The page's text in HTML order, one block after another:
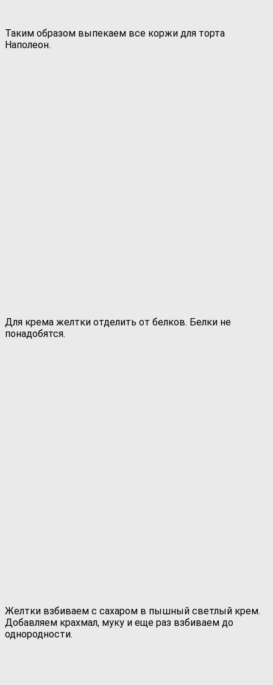
Таким образом выпекаем все коржи для торта
Наполеон.
Для крема желтки отделить от белков. Белки не
понадобятся.
Желтки взбиваем с сахаром в пышный светлый крем.
Добавляем крахмал, муку и еще раз взбиваем до
однородности.